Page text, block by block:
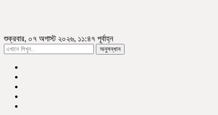
শুক্রবার, ০৭ অগাস্ট ২০২৬, ১১:৪৭ পূর্বাহ্ন
অনুসন্ধান